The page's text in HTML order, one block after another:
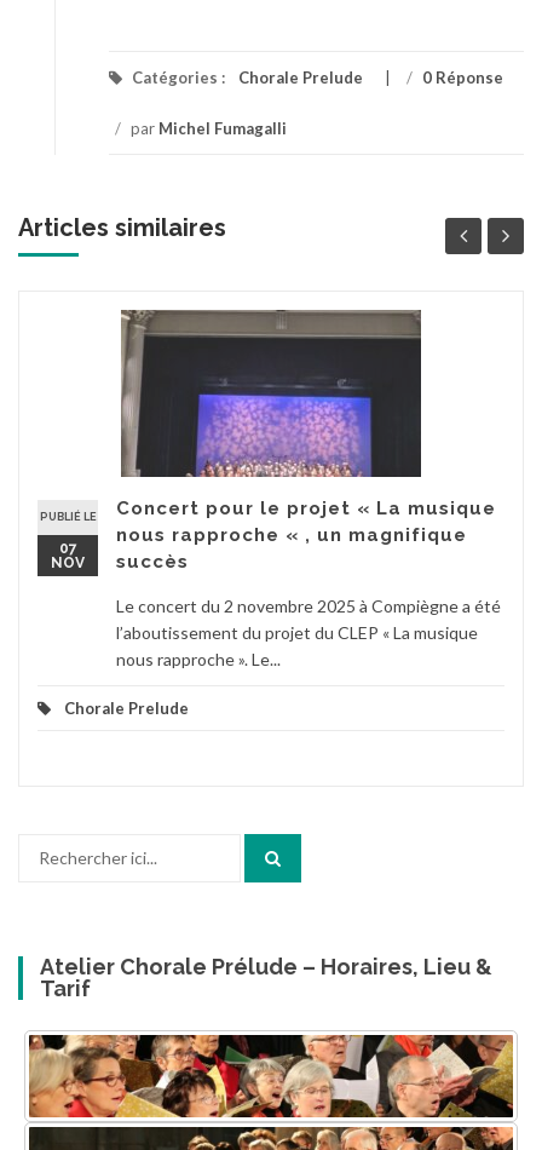
Catégories : Chorale Prelude / 0 Réponse
/ par Michel Fumagalli
Articles similaires
PUBLIÉ LE
07
NOV
Concert pour le projet « La musique
nous rapproche « , un magnifique
succès
Le concert du 2 novembre 2025 à Compiègne a été
l’aboutissement du projet du CLEP « La musique
nous rapproche ». Le...
Chorale Prelude
Atelier Chorale Prélude – Horaires, Lieu &
Tarif